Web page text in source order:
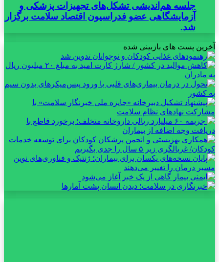
جلسه هم‌اندیشی تشکل‌های تجهیزات پزشکی و
آزمایشگاهی عضو فدراسیون اقتصاد سلامت برگزار
شد.
آخرین پست های بازبینی شده